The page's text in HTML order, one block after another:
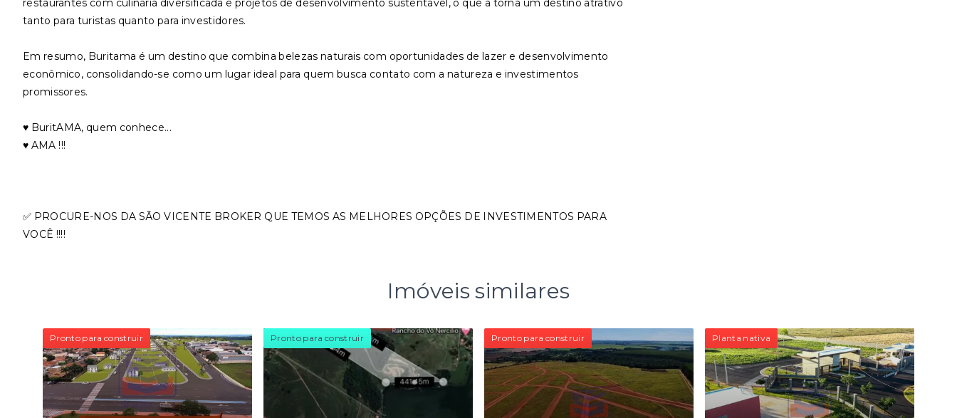
restaurantes com culinária diversificada e projetos de desenvolvimento sustentável, o que a torna um destino atrativo
tanto para turistas quanto para investidores.
Em resumo, Buritama é um destino que combina belezas naturais com oportunidades de lazer e desenvolvimento
econômico, consolidando-se como um lugar ideal para quem busca contato com a natureza e investimentos
promissores.
♥️ BuritAMA, quem conhece...
♥️ AMA !!!
✅ PROCURE-NOS DA SÃO VICENTE BROKER QUE TEMOS AS MELHORES OPÇÕES DE INVESTIMENTOS PARA
VOCÊ !!!!
Imóveis similares
Pronto para construir Pronto para construir Pronto para construir Planta nativa